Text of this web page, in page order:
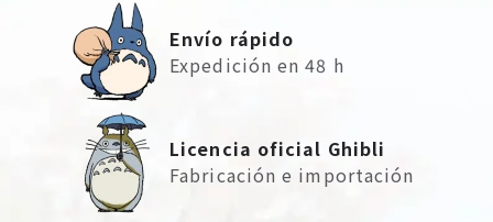
Envío rápido
Expedición en 48 h
Licencia oficial Ghibli
Fabricación e importación